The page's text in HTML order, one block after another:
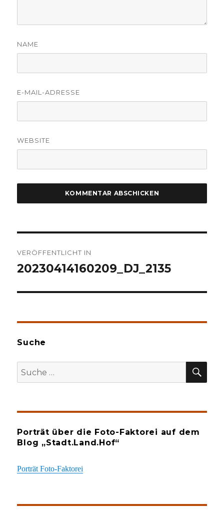
NAME
E-MAIL-ADRESSE
WEBSITE
VERÖFFENTLICHT IN
20230414160209_DJ_2135
Suche
Suche
nach:
Porträt über die Foto-Faktorei auf dem
Blog „Stadt.Land.Hof“
Porträt Foto-Faktorei